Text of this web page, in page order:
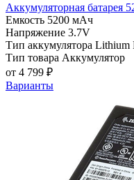
Аккумуляторная батарея
Емкость 5200 мАч
Напряжение 3.7V
Тип аккумулятора Lithium
Тип товара Аккумулятор
от 4 799 ₽
Варианты